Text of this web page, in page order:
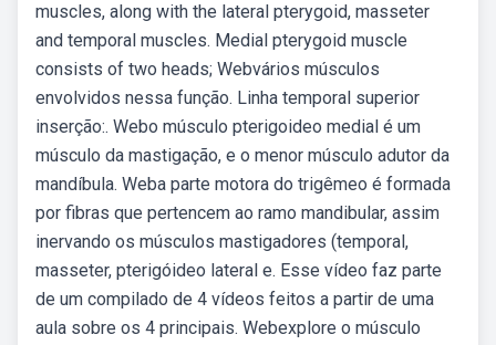
muscles, along with the lateral pterygoid, masseter
and temporal muscles. Medial pterygoid muscle
consists of two heads; Webvários músculos
envolvidos nessa função. Linha temporal superior
inserção:. Webo músculo pterigoideo medial é um
músculo da mastigação, e o menor músculo adutor da
mandíbula. Weba parte motora do trigêmeo é formada
por fibras que pertencem ao ramo mandibular, assim
inervando os músculos mastigadores (temporal,
masseter, pterigóideo lateral e. Esse vídeo faz parte
de um compilado de 4 vídeos feitos a partir de uma
aula sobre os 4 principais. Webexplore o músculo